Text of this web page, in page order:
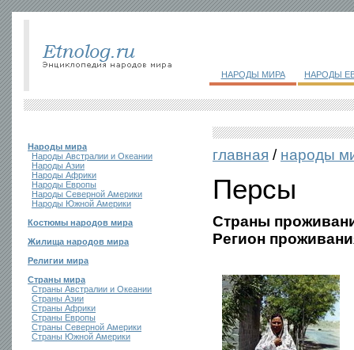
НАРОДЫ МИРА НАРОДЫ
Народы мира
Народы Австралии и Океании
Народы Азии
Народы Африки
Народы Европы
Народы Северной Америки
Народы Южной Америки
Костюмы народов мира
Жилища народов мира
Религии мира
Страны мира
Страны Австралии и Океании
Страны Азии
Страны Африки
Страны Европы
Страны Северной Америки
Страны Южной Америки
главная / народы
Персы
Страны
Регион